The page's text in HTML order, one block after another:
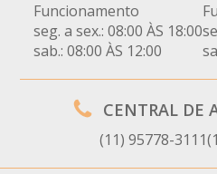
Funcionamento
seg. a sex.: 08:00 ÀS 18:00
sab.: 08:00 ÀS 12:00
CENTRAL DE
(11) 95778-3111